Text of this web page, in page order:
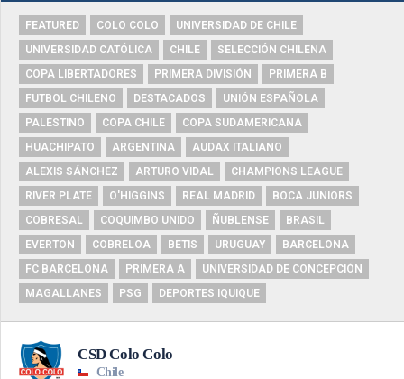
FEATURED COLO COLO
UNIVERSIDAD DE CHILE
UNIVERSIDAD CATÓLICA
CHILE
SELECCIÓN CHILENA
COPA LIBERTADORES
PRIMERA DIVISIÓN
PRIMERA B
FUTBOL CHILENO
DESTACADOS
UNIÓN ESPAÑOLA
PALESTINO
COPA CHILE
COPA SUDAMERICANA
HUACHIPATO
ARGENTINA
AUDAX ITALIANO
ALEXIS SÁNCHEZ
ARTURO VIDAL
CHAMPIONS LEAGUE
RIVER PLATE
O'HIGGINS REAL MADRID
BOCA JUNIORS
COBRESAL
COQUIMBO UNIDO ÑUBLENSE
BRASIL
EVERTON
COBRELOA BETIS URUGUAY
BARCELONA
FC BARCELONA
PRIMERA A
UNIVERSIDAD DE CONCEPCIÓN
MAGALLANES
PSG DEPORTES IQUIQUE